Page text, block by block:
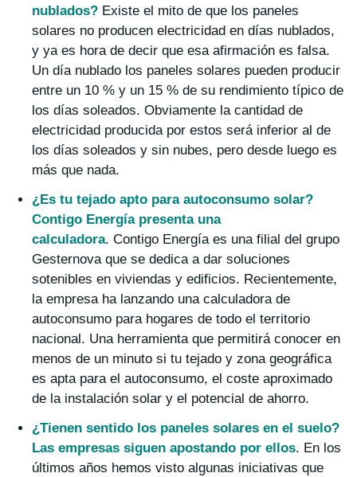
nublados? Existe el mito de que los paneles
solares no producen electricidad en días nublados,
y ya es hora de decir que esa afirmación es falsa.
Un día nublado los paneles solares pueden producir
entre un 10 % y un 15 % de su rendimiento típico de
los días soleados. Obviamente la cantidad de
electricidad producida por estos será inferior al de
los días soleados y sin nubes, pero desde luego es
más que nada.
¿Es tu tejado apto para autoconsumo solar?
Contigo Energía presenta una
calculadora. Contigo Energía es una filial del grupo
Gesternova que se dedica a dar soluciones
sotenibles en viviendas y edificios. Recientemente,
la empresa ha lanzando una calculadora de
autoconsumo para hogares de todo el territorio
nacional. Una herramienta que permitirá conocer en
menos de un minuto si tu tejado y zona geográfica
es apta para el autoconsumo, el coste aproximado
de la instalación solar y el potencial de ahorro.
¿Tienen sentido los paneles solares en el suelo?
Las empresas siguen apostando por ellos. En los
últimos años hemos visto algunas iniciativas que